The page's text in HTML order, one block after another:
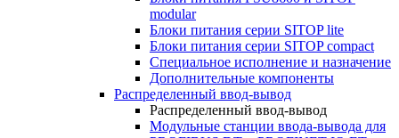
modular
Блоки питания серии SITOP lite
Блоки питания серии SITOP compact
Специальное исполнение и назначение
Дополнительные компоненты
Распределенный ввод-вывод
Распределенный ввод-вывод
Модульные станции ввода-вывода для